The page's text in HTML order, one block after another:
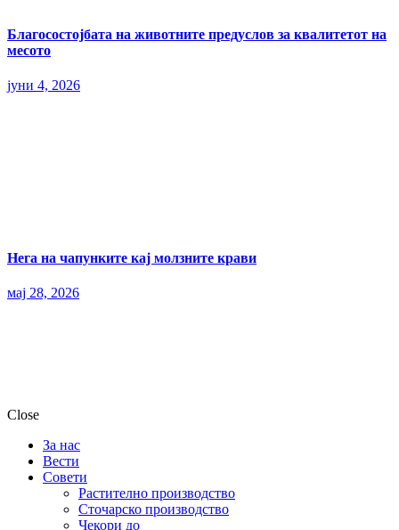
Благосостојбата на животните предуслов за квалитетот на
месото
јуни 4, 2026
Нега на чапунките кај молзните крави
мај 28, 2026
Close
За нас
Вести
Совети
Растително производство
Сточарско производство
Чекори до